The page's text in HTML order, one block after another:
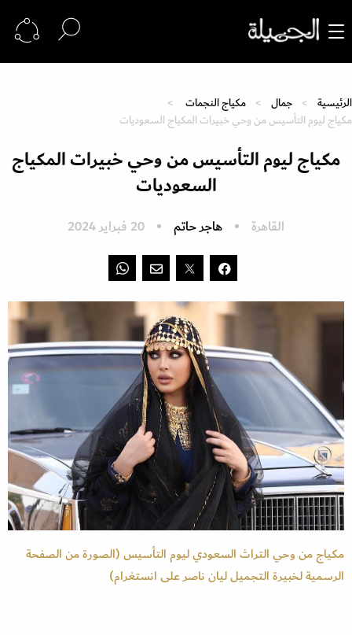
الرئيسية جمال
مكياج النجمات
مكياج ليوم التأسيس من وحي خبيرات المكياج السعوديات
مكياج ليوم التأسيس من وحي خبيرات المكياج
السعوديات
القاهرة هاجر حاتم 20 فبراير 2024
مكياج من وحي التراث السعودي ليوم التأسيس (الصورة من الصفحة
الرسمية لخبيرة التجميل ليان ناصر على انستغرام)